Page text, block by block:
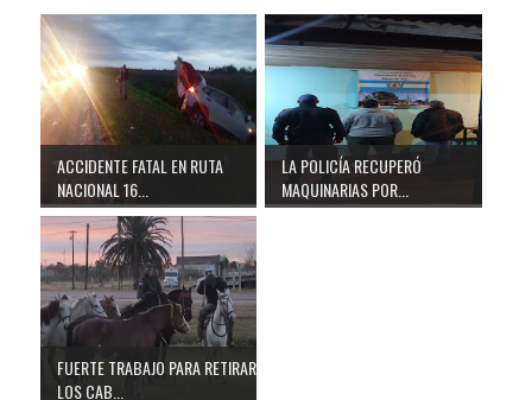
ACCIDENTE FATAL EN RUTA
NACIONAL 16...
LA POLICÍA RECUPERÓ
MAQUINARIAS POR...
FUERTE TRABAJO PARA RETIRAR
LOS CAB...